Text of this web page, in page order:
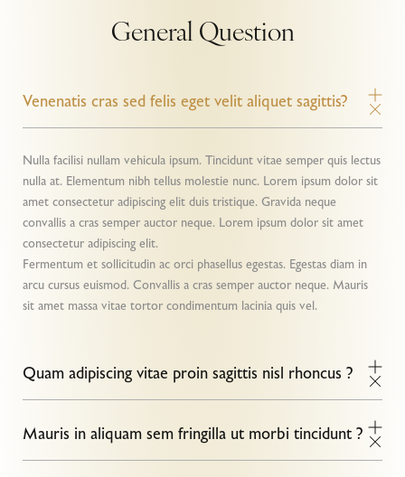
General Question
Venenatis cras sed felis eget velit aliquet sagittis?
Nulla facilisi nullam vehicula ipsum. Tincidunt vitae semper quis lectus
nulla at. Elementum nibh tellus molestie nunc. Lorem ipsum dolor sit
amet consectetur adipiscing elit duis tristique. Gravida neque
convallis a cras semper auctor neque. Lorem ipsum dolor sit amet
consectetur adipiscing elit.
Fermentum et sollicitudin ac orci phasellus egestas. Egestas diam in
arcu cursus euismod. Convallis a cras semper auctor neque. Mauris
sit amet massa vitae tortor condimentum lacinia quis vel.
Quam adipiscing vitae proin sagittis nisl rhoncus ?
Mauris in aliquam sem fringilla ut morbi tincidunt ?